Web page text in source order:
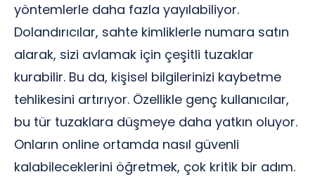
yöntemlerle daha fazla yayılabiliyor.
Dolandırıcılar, sahte kimliklerle numara satın
alarak, sizi avlamak için çeşitli tuzaklar
kurabilir. Bu da, kişisel bilgilerinizi kaybetme
tehlikesini artırıyor. Özellikle genç kullanıcılar,
bu tür tuzaklara düşmeye daha yatkın oluyor.
Onların online ortamda nasıl güvenli
kalabileceklerini öğretmek, çok kritik bir adım.